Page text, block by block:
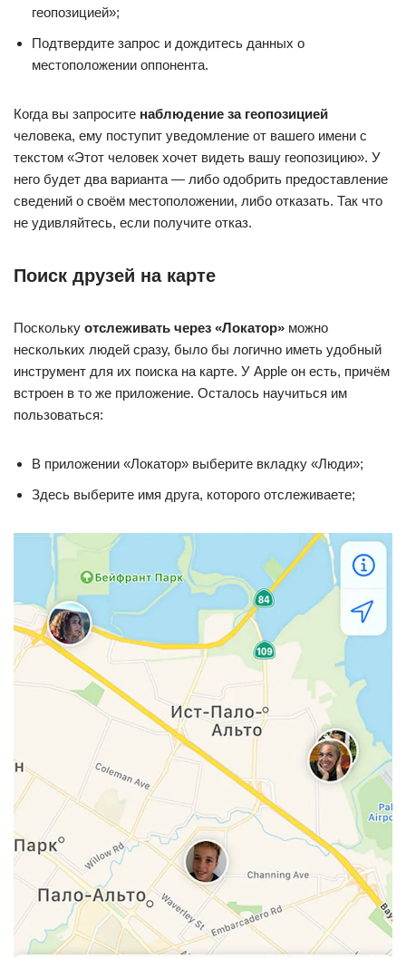
геопозицией»;
Подтвердите запрос и дождитесь данных о
местоположении оппонента.
Когда вы запросите наблюдение за геопозицией
человека, ему поступит уведомление от вашего имени с
текстом «Этот человек хочет видеть вашу геопозицию». У
него будет два варианта — либо одобрить предоставление
сведений о своём местоположении, либо отказать. Так что
не удивляйтесь, если получите отказ.
Поиск друзей на карте
Поскольку отслеживать через «Локатор» можно
нескольких людей сразу, было бы логично иметь удобный
инструмент для их поиска на карте. У Apple он есть, причём
встроен в то же приложение. Осталось научиться им
пользоваться:
В приложении «Локатор» выберите вкладку «Люди»;
Здесь выберите имя друга, которого отслеживаете;